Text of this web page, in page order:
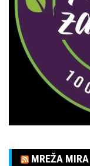
MREŽA MIRA